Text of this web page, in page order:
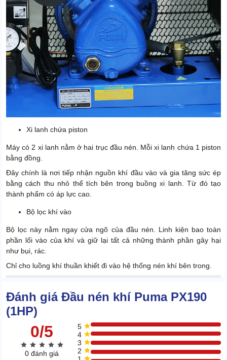
Xi lanh chứa piston
Máy có 2 xi lanh nằm ở hai trục đầu nén. Mỗi xi lanh chứa 1 piston
bằng đồng.
Đây chính là nơi tiếp nhận nguồn khí đầu vào và gia tăng sức ép
bằng cách thu nhỏ thể tích bên trong buồng xi lanh. Từ đó tạo
thành phẩm có áp lực cao.
Bộ lọc khí vào
Bộ lọc này nằm ngay cửa ngõ của đầu nén. Linh kiện bao toàn
phần lối vào của khí và giữ lại tất cả những thành phần gây hại
như bụi, rác.
Chỉ cho luồng khí thuần khiết đi vào hệ thống nén khí bên trong.
Đánh giá Đầu nén khí Puma PX190
(1HP)
0/5
0 đánh giá
5
4
3
2